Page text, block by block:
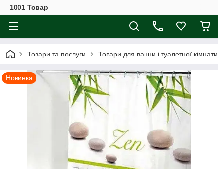
1001 Товар
Товари та послуги Товари для ванни і туалетної кімнати
Новинка